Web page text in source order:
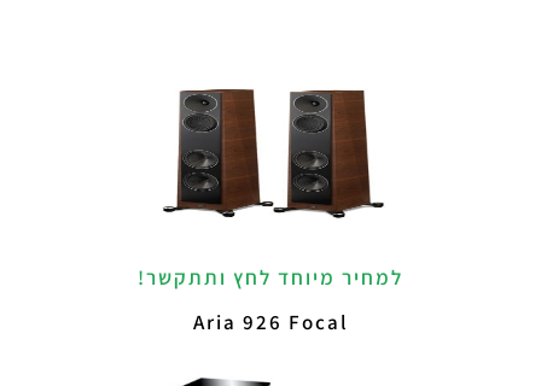
למחיר מיוחד לחץ ותתקשר!
Aria 926 Focal